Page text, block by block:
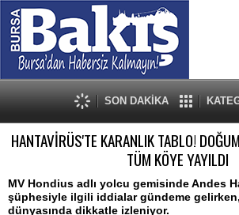
SON DAKİKA
HANTAVİRÜS'TE KARANLIK TABLO!
TÜM KÖYE YAYILDI
MV Hondius adlı yolcu gemisinde Andes
şüphesiyle ilgili iddialar gündeme
dünyasında dikkatle izleniyor.